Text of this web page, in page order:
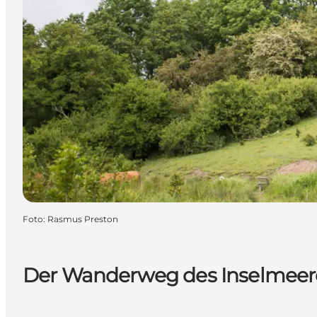
Der Wanderweg des
Foto: Rasmus Preston